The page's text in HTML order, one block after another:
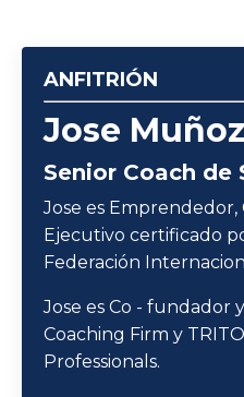
ANFITRIÓN
Jose Muñoz
Senior Coach de
Jose es Emprendedor,
Ejecutivo certificado
Federación
Jose es Co - fundador
Coaching Firm y
Professionals.